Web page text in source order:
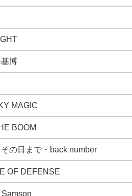
博
MAGIC
BOOM
の日まで・back number
OF DEFENSE